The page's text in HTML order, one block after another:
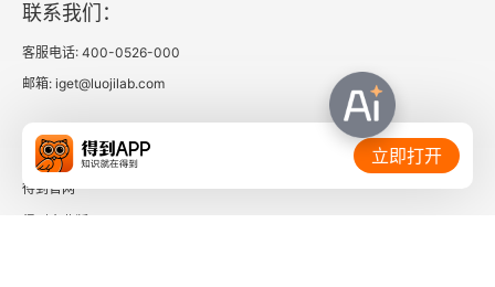
联系我们：
客服电话: 400-0526-000
邮箱: iget@luojilab.com
相关链接：
得到官网
立即打开